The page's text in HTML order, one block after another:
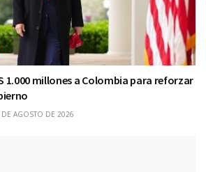
1.000 millones a Colombia para reforzar
AGOSTO DE 2026